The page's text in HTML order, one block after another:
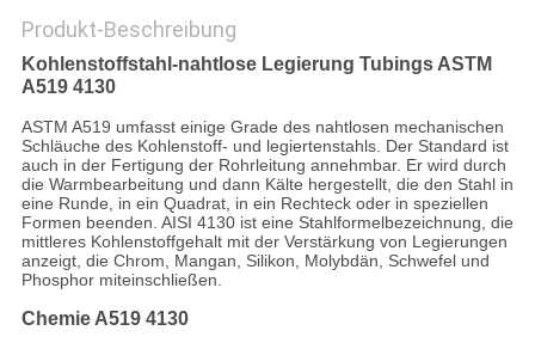
Produkt-Beschreibung
Kohlenstoffstahl-nahtlose Legierung Tubings ASTM
A519 4130
ASTM A519 umfasst einige Grade des nahtlosen mechanischen
Schläuche des Kohlenstoff- und legiertenstahls. Der Standard ist
auch in der Fertigung der Rohrleitung annehmbar. Er wird durch
die Warmbearbeitung und dann Kälte hergestellt, die den Stahl in
eine Runde, in ein Quadrat, in ein Rechteck oder in speziellen
Formen beenden. AISI 4130 ist eine Stahlformelbezeichnung, die
mittleres Kohlenstoffgehalt mit der Verstärkung von Legierungen
anzeigt, die Chrom, Mangan, Silikon, Molybdän, Schwefel und
Phosphor miteinschließen.
Chemie A519 4130